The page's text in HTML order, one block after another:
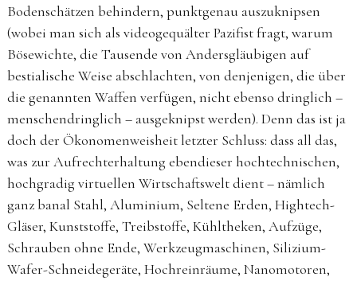
Bodenschätzen behindern, punktgenau auszuknipsen
(wobei man sich als videogequälter Pazifist fragt, warum
Bösewichte, die Tausende von Andersgläubigen auf
bestialische Weise abschlachten, von denjenigen, die über
die genannten Waffen verfügen, nicht ebenso dringlich –
menschendringlich – ausgeknipst werden). Denn das ist ja
doch der Ökonomenweisheit letzter Schluss: dass all das,
was zur Aufrechterhaltung ebendieser hochtechnischen,
hochgradig virtuellen Wirtschaftswelt dient – nämlich
ganz banal Stahl, Aluminium, Seltene Erden, Hightech-
Gläser, Kunststoffe, Treibstoffe, Kühltheken, Aufzüge,
Schrauben ohne Ende, Werkzeugmaschinen, Silizium-
Wafer-Schneidegeräte, Hochreinräume, Nanomotoren,